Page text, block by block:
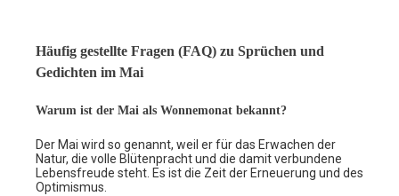
Häufig gestellte Fragen (FAQ) zu Sprüchen und
Gedichten im Mai
Warum ist der Mai als Wonnemonat bekannt?
Der Mai wird so genannt, weil er für das Erwachen der
Natur, die volle Blütenpracht und die damit verbundene
Lebensfreude steht. Es ist die Zeit der Erneuerung und des
Optimismus.